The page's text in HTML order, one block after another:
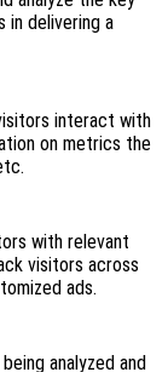
in delivering a
interact with
on metrics the
with relevant
visitors across
ads.
analyzed and